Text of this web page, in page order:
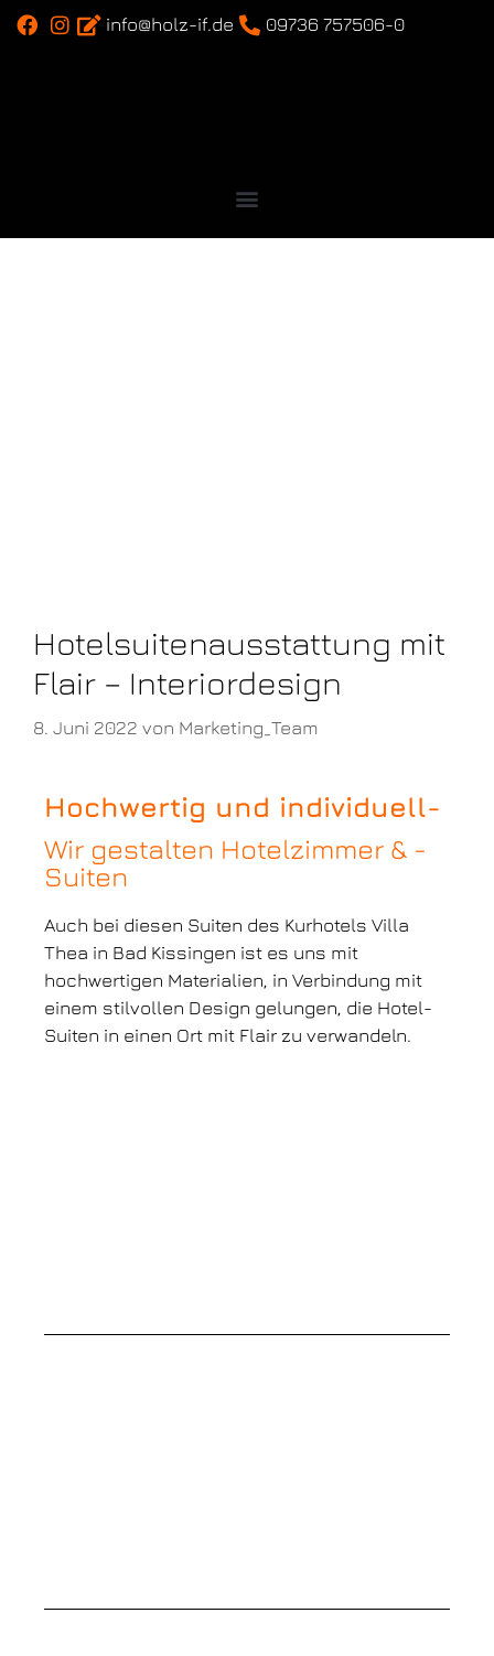
info@holz-if.de 09736 757506-0
Hotelsuitenausstattung mit
Flair – Interiordesign
8. Juni 2022 von Marketing_Team
Hochwertig und individuell-
Wir gestalten Hotelzimmer & -
Suiten
Auch bei diesen Suiten des Kurhotels Villa
Thea in Bad Kissingen ist es uns mit
hochwertigen Materialien, in Verbindung mit
einem stilvollen Design gelungen, die Hotel-
Suiten in einen Ort mit Flair zu verwandeln.